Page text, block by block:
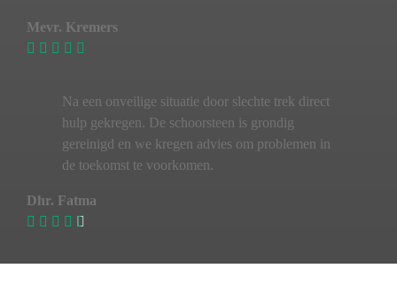
Mevr. Kremers
Na een onveilige situatie door slechte trek direct
hulp gekregen. De schoorsteen is grondig
gereinigd en we kregen advies om problemen in
de toekomst te voorkomen.
Dhr. Fatma